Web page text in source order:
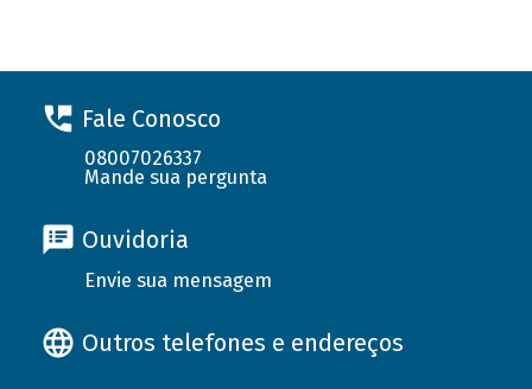
Fale Conosco
08007026337
Mande sua pergunta
Ouvidoria
Envie sua mensagem
Outros telefones e endereços